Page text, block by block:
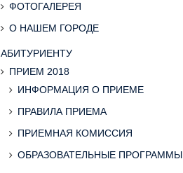
ФОТОГАЛЕРЕЯ
О НАШЕМ ГОРОДЕ
АБИТУРИЕНТУ
ПРИЕМ 2018
ИНФОРМАЦИЯ О ПРИЕМЕ
ПРАВИЛА ПРИЕМА
ПРИЕМНАЯ КОМИССИЯ
ОБРАЗОВАТЕЛЬНЫЕ ПРОГРАММЫ